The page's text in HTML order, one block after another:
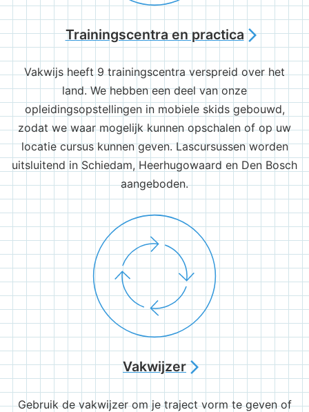
Trainingscentra en practicaarrow_forward_ios
Vakwijs heeft 9 trainingscentra verspreid over het
land. We hebben een deel van onze
opleidingsopstellingen in mobiele skids gebouwd,
zodat we waar mogelijk kunnen opschalen of op uw
locatie cursus kunnen geven. Lascursussen worden
uitsluitend in Schiedam, Heerhugowaard en Den Bosch
aangeboden.
Vakwijzerarrow_forward_ios
Gebruik de vakwijzer om je traject vorm te geven of